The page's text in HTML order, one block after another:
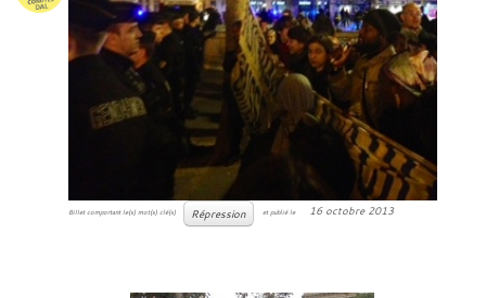
Billet comportant le(s) mot(s) clé(s) Répression et publié le 16 octobre 2013